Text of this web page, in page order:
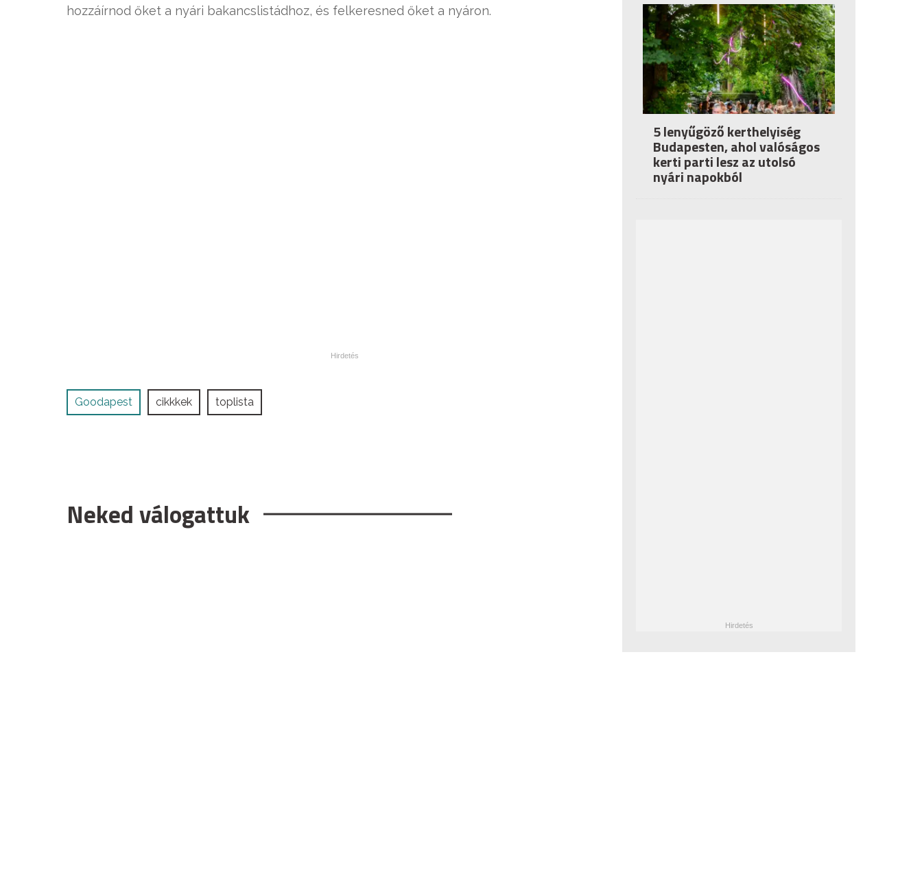
hozzáírnod őket a nyári bakancslistádhoz, és felkeresned őket a nyáron.
Goodapest cikkkek toplista
Neked válogattuk
5 lenyűgöző kerthelyiség
Budapesten, ahol valóságos
kerti parti lesz az utolsó
nyári napokból